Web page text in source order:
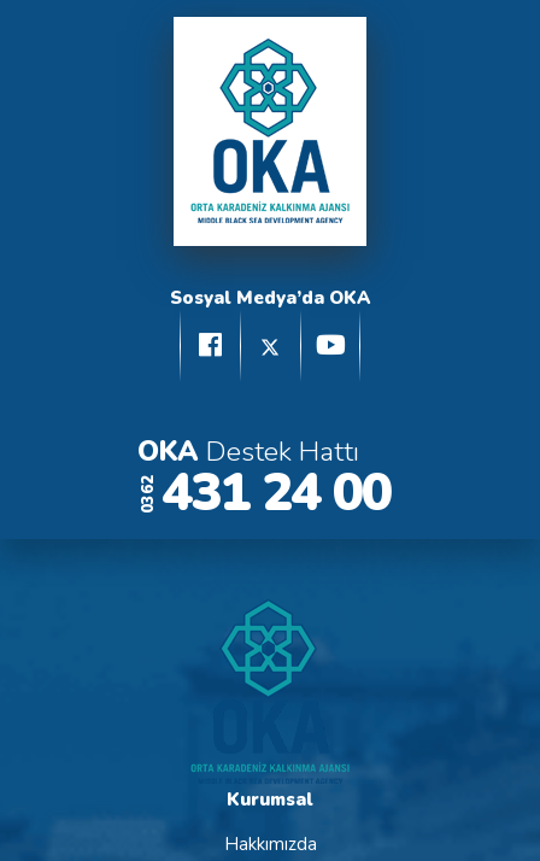
Sosyal Medya’da OKA
OKA Destek Hattı
0362 431 24 00
Kurumsal
Hakkımızda